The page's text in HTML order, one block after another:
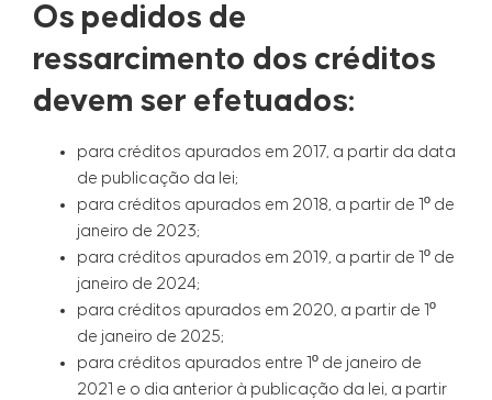
Os pedidos de
ressarcimento dos créditos
devem ser efetuados:
para créditos apurados em 2017, a partir da data
de publicação da lei;
para créditos apurados em 2018, a partir de 1º de
janeiro de 2023;
para créditos apurados em 2019, a partir de 1º de
janeiro de 2024;
para créditos apurados em 2020, a partir de 1º
de janeiro de 2025;
para créditos apurados entre 1º de janeiro de
2021 e o dia anterior à publicação da lei, a partir